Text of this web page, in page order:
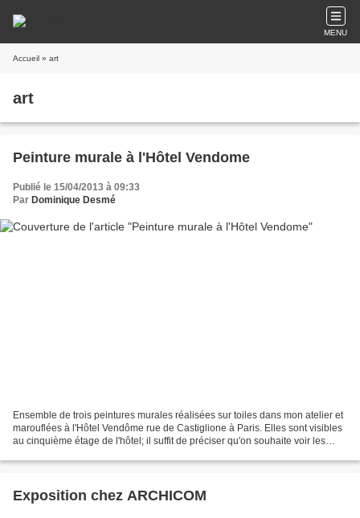
MENU
Accueil » art
art
Peinture murale à l'Hôtel Vendome
Publié le 15/04/2013 à 09:33
Par Dominique Desmé
Ensemble de trois peintures murales réalisées sur toiles dans mon atelier et
marouflées à l'Hôtel Vendôme rue de Castiglione à Paris. Elles sont visibles
au cinquième étage de l'hôtel; il suffit de préciser qu'on souhaite voir les
Exposition chez ARCHICOM